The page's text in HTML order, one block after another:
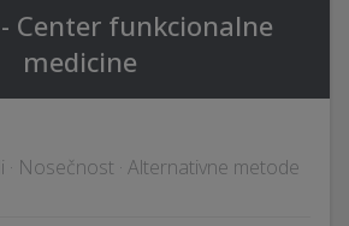
- Center funkcionalne
medicine
· Nosečnost · Alternativne metode